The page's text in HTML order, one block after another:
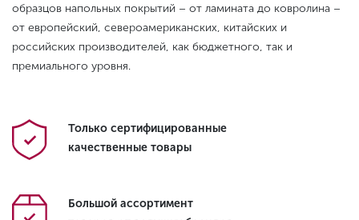
образцов напольных покрытий – от ламината до ковролина –
от европейский, североамериканских, китайских и
российских производителей, как бюджетного, так и
премиального уровня.
Только сертифицированные
качественные товары
Большой ассортимент